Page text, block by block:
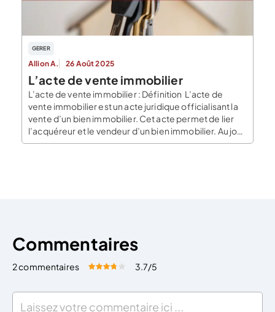
GERER
Allion A. 26 Août 2025
L’acte de vente immobilier
L’acte de vente immobilier : Définition L’acte de
vente immobilier est un acte juridique officialisant la
vente d’un bien immobilier. Cet acte permet de lier
l’acquéreur et le vendeur d’un bien immobilier. Au jour
de la signature de l’acte, l’acheteur et le vendeur, sont
Commentaires
2 commentaires Évaluez cet article:
3.7/5